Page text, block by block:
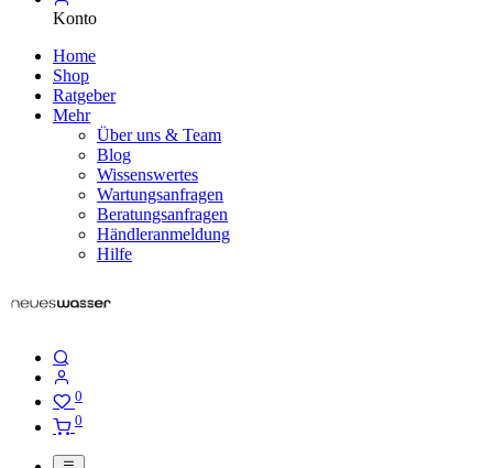
Konto
Home
Shop
Ratgeber
Mehr
Über uns & Team
Blog
Wissenswertes
Wartungsanfragen
Beratungsanfragen
Händleranmeldung
Hilfe
0
0